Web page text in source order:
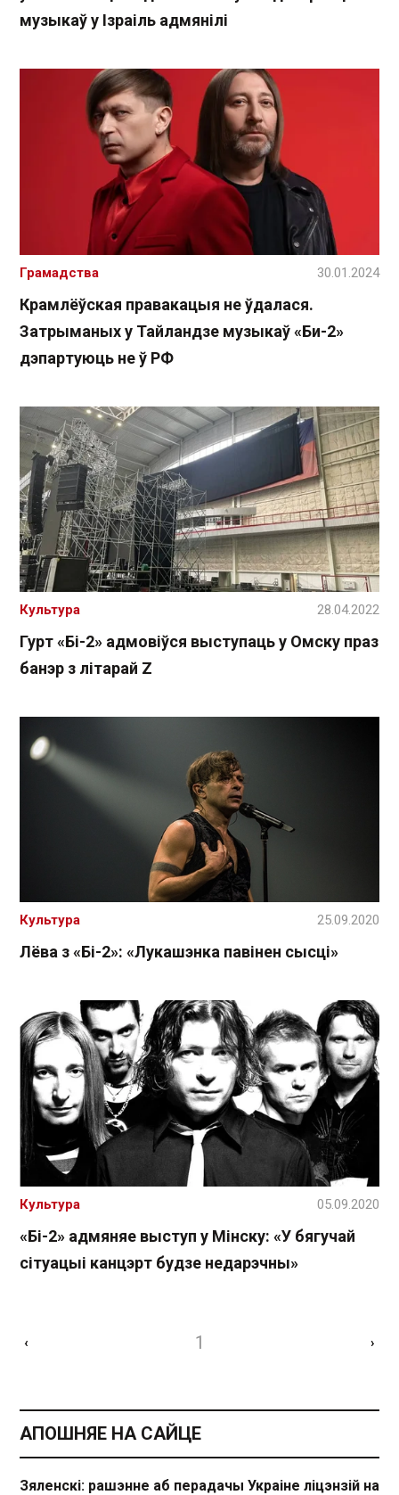
музыкаў у Ізраіль адмянілі
Крамлёўская правакацыя не ўдалася.
Затрыманых у Тайландзе музыкаў «Би-2»
дэпартуюць не ў РФ
Грамадства 30.01.2024
Гурт «Бі-2» адмовіўся выступаць у Омску праз
банэр з літарай Z
Культура 28.04.2022
Лёва з «Бі-2»: «Лукашэнка павінен сысці»
Культура 25.09.2020
«Бі-2» адмяняе выступ у Мінску: «У бягучай
сітуацыі канцэрт будзе недарэчны»
Культура 05.09.2020
‹ 1 ›
АПОШНЯЕ НА САЙЦЕ
Зяленскі: рашэнне аб перадачы Украіне ліцэнзій на